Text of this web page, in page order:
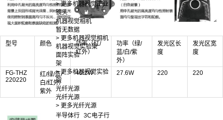
> 更多机器视觉工业
镜头
机器视觉相机
暂无数据
> 更多机器视觉相机
机器视觉实验架
面阵实验
架
> 更多机器视觉实验
架
光纤光源
光纤光源
> 更多光纤光源
半导体行 3C电子行
型号 颜色
功率（红/
红外）
功率（绿/
蓝/白/紫
外）
发光区长
度
发光区宽
度
FG-THZ
220220
红/绿/蓝/
白/红外/
紫外
40.2W 27.6W 220 220